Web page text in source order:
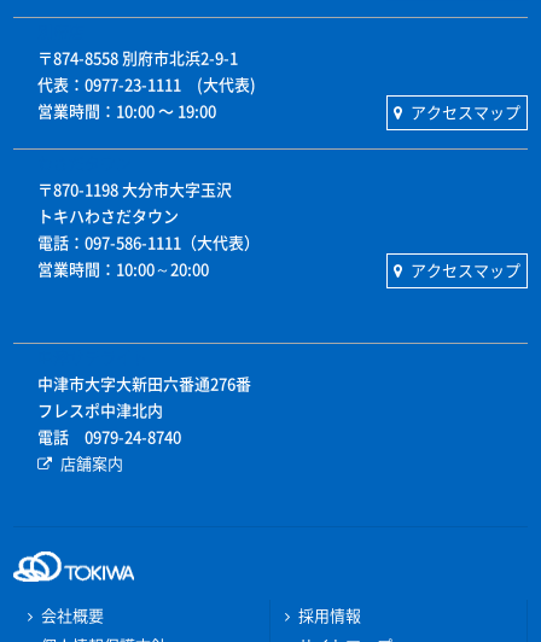
〒874-8558 別府市北浜2-9-1
代表：0977-23-1111 (大代表)
営業時間：10:00 〜 19:00
アクセスマップ
〒870-1198 大分市大字玉沢
トキハわさだタウン
電話：097-586-1111（大代表）
営業時間：10:00～20:00
アクセスマップ
中津市大字大新田六番通276番
フレスポ中津北内
電話 0979-24-8740
店舗案内
会社概要
採用情報